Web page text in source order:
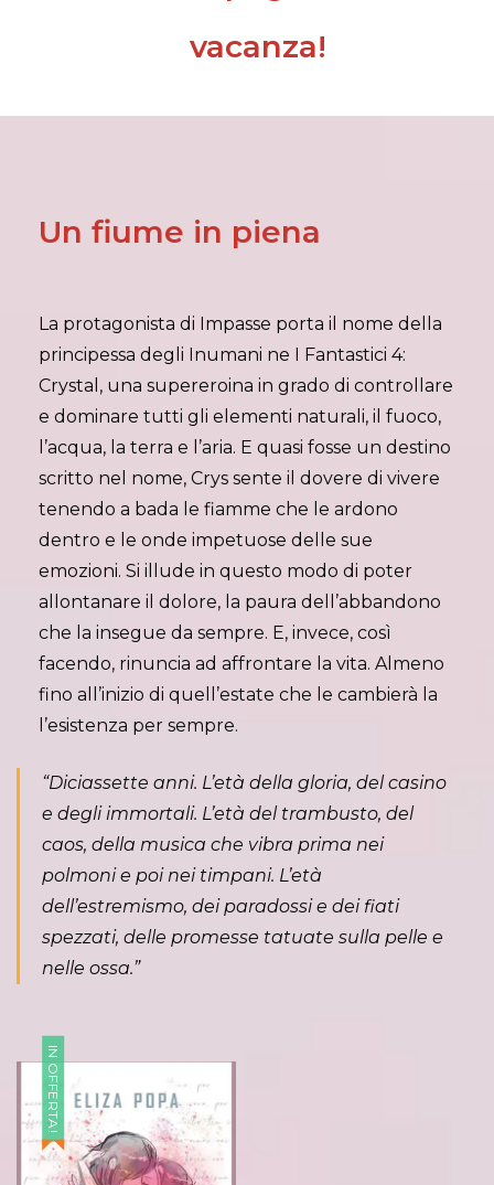
vacanza!
Un fiume in piena
La protagonista di Impasse porta il nome della
principessa degli Inumani ne I Fantastici 4:
Crystal, una supereroina in grado di controllare
e dominare tutti gli elementi naturali, il fuoco,
l’acqua, la terra e l’aria. E quasi fosse un destino
scritto nel nome, Crys sente il dovere di vivere
tenendo a bada le fiamme che le ardono
dentro e le onde impetuose delle sue
emozioni. Si illude in questo modo di poter
allontanare il dolore, la paura dell’abbandono
che la insegue da sempre. E, invece, così
facendo, rinuncia ad affrontare la vita. Almeno
fino all’inizio di quell’estate che le cambierà la
l’esistenza per sempre.
“Diciassette anni. L’età della gloria, del casino
e degli immortali. L’età del trambusto, del
caos, della musica che vibra prima nei
polmoni e poi nei timpani. L’età
dell’estremismo, dei paradossi e dei fiati
spezzati, delle promesse tatuate sulla pelle e
nelle ossa.”
IN OFFERTA!